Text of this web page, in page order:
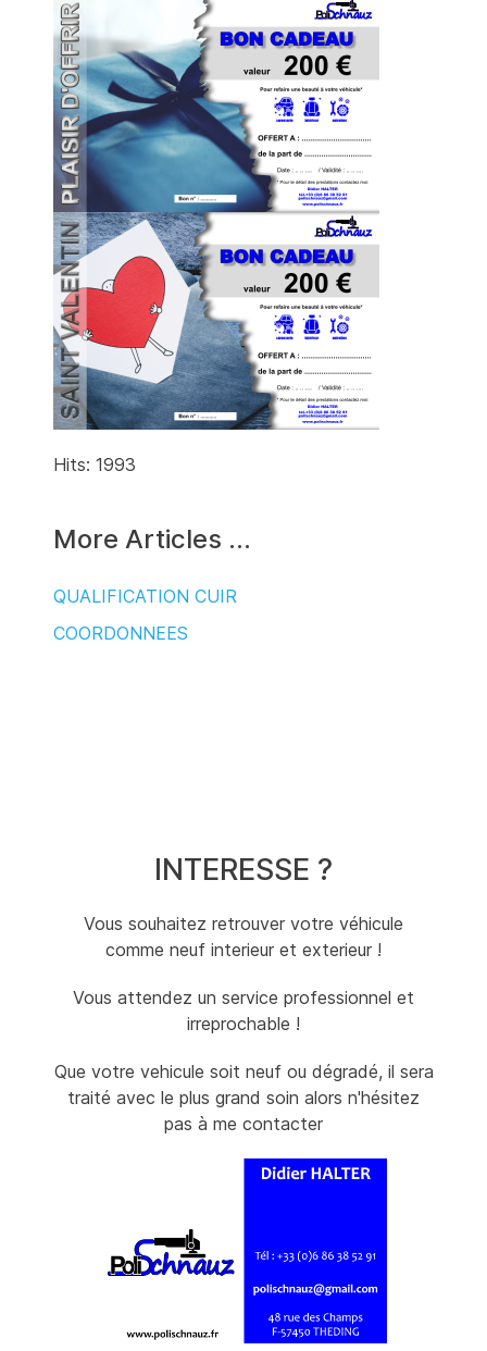
Hits: 1993
More Articles …
QUALIFICATION CUIR
COORDONNEES
INTERESSE ?
Vous souhaitez retrouver votre véhicule
comme neuf interieur et exterieur !
Vous attendez un service professionnel et
irreprochable !
Que votre vehicule soit neuf ou dégradé, il sera
traité avec le plus grand soin alors n'hésitez
pas à me contacter